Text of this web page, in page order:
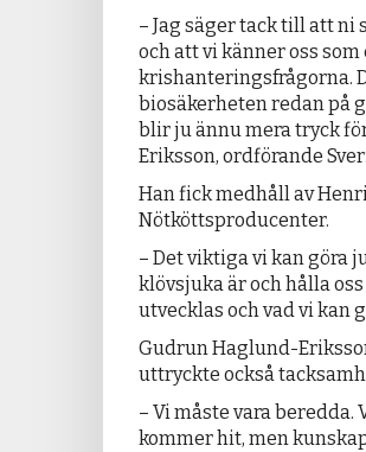
– Jag säger tack till att
och att vi känner oss
krishanteringsfrågorna.
biosäkerheten redan på
blir ju ännu mera tryck
Eriksson, ordförande
Han fick medhåll av
Nötköttsproducenter.
– Det viktiga vi kan göra
klövsjuka är och hålla
utvecklas och vad vi kan
Gudrun Haglund-
uttryckte också
– Vi måste vara
kommer hit, men